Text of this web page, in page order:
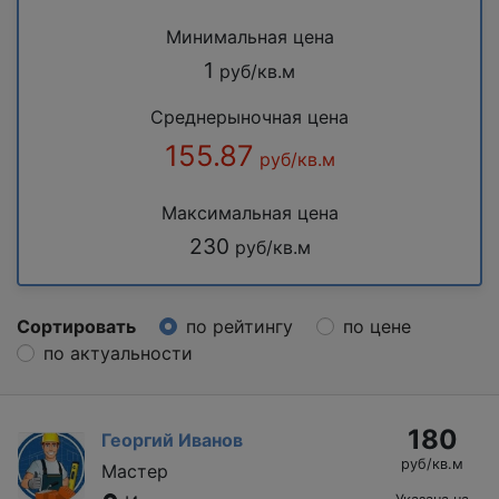
Минимальная цена
1 руб/кв.м
Среднерыночная цена
155.87 руб/кв.м
Максимальная цена
230 руб/кв.м
Сортировать по рейтингу
по цене
по актуальности
Георгий Иванов
Мастер
180
руб/кв.м